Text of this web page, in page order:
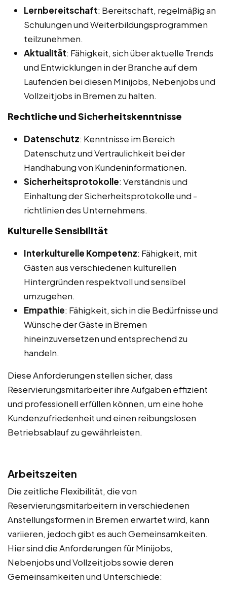
Lernbereitschaft: Bereitschaft, regelmäßig an
Schulungen und Weiterbildungsprogrammen
teilzunehmen.
Aktualität: Fähigkeit, sich über aktuelle Trends
und Entwicklungen in der Branche auf dem
Laufenden bei diesen Minijobs, Nebenjobs und
Vollzeitjobs in Bremen zu halten.
Rechtliche und Sicherheitskenntnisse
Datenschutz: Kenntnisse im Bereich
Datenschutz und Vertraulichkeit bei der
Handhabung von Kundeninformationen.
Sicherheitsprotokolle: Verständnis und
Einhaltung der Sicherheitsprotokolle und -
richtlinien des Unternehmens.
Kulturelle Sensibilität
Interkulturelle Kompetenz: Fähigkeit, mit
Gästen aus verschiedenen kulturellen
Hintergründen respektvoll und sensibel
umzugehen.
Empathie: Fähigkeit, sich in die Bedürfnisse und
Wünsche der Gäste in Bremen
hineinzuversetzen und entsprechend zu
handeln.
Diese Anforderungen stellen sicher, dass
Reservierungsmitarbeiter ihre Aufgaben effizient
und professionell erfüllen können, um eine hohe
Kundenzufriedenheit und einen reibungslosen
Betriebsablauf zu gewährleisten.
Arbeitszeiten
Die zeitliche Flexibilität, die von
Reservierungsmitarbeitern in verschiedenen
Anstellungsformen in Bremen erwartet wird, kann
variieren, jedoch gibt es auch Gemeinsamkeiten.
Hier sind die Anforderungen für Minijobs,
Nebenjobs und Vollzeitjobs sowie deren
Gemeinsamkeiten und Unterschiede: